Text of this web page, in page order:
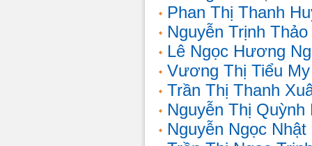
Phan Thị Thanh
Nguyễn Trịnh
Lê Ngọc Hương
Vương Thị Tiểu My
Trần Thị Thanh
Nguyễn Thị Quỳnh
Nguyễn Ngọc Nhật